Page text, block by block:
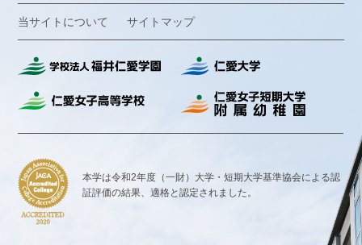
当サイトについて サイトマップ
本学は令和2年度（一財）大学・短期大学基準協会による認
証評価の結果、適格と認定されました。